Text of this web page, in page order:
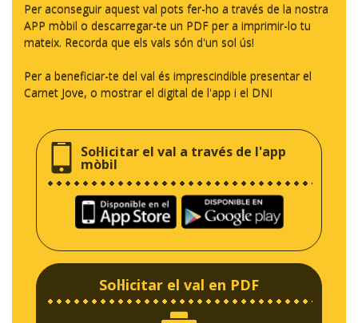
Per aconseguir aquest val pots fer-ho a través de la nostra
APP mòbil o descarregar-te un PDF per a imprimir-lo tu
mateix. Recorda que els vals són d'un sol ús!
Per a beneficiar-te del val és imprescindible presentar el
Carnet Jove, o mostrar el digital de l'app i el DNI
Sol·licitar el val a través de l'app
mòbil
Sol·licitar el val en PDF